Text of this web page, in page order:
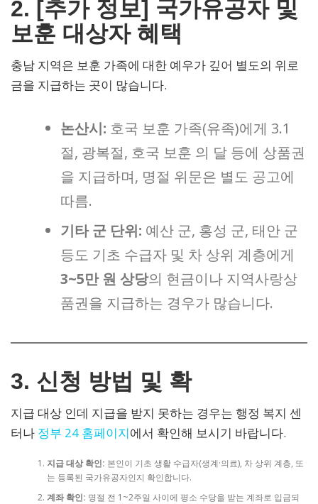
2. [추가 정보] 국가유공자 및
보훈 대상자 혜택
충남 지역은 보훈 가족에 대한 예우가 깊어 별도의 위로
금을 지급하는 곳이 많습니다.
논산시: 호국 보훈 가족(유족)에게 3.1
절, 광복절, 호국 보훈 의 달 등에 상품권
을 지급하며, 명절 위문은 별도 공고에
따름.
기타 군 단위: 예산 군, 홍성 군, 태안 군
등도 기초 수급자 및 차 상위 계층에게
3~5만 원 상당의 현금이나 지역사랑상
품권을 지급하는 경우가 많습니다.
3. 신청 방법 및 확
지급 대상 인데 지급을 받지 못하는 경우는 행정 복지 센
터나 정부 24 홈페이지에서 확인해 보시기 바랍니다.
지급 대상 확인: 본인이 기초 생활 수급자(생계·의료), 차 상위 계층, 또
는 등록된 국가유공자인지 확인합니다.
계좌 확인: 명절 전 1~2주일 사이에 평소 수당을 받는 계좌로 입금되